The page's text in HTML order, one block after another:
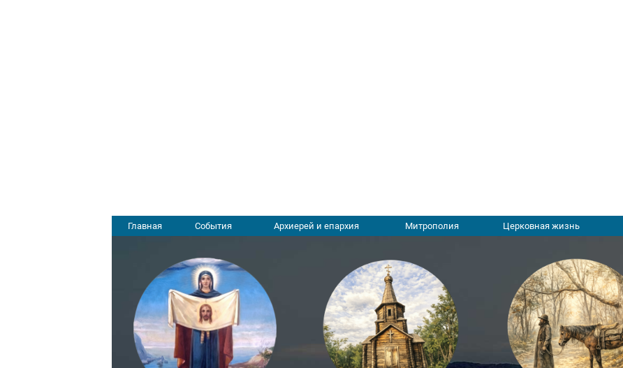
Главная События Архиерей и епархия Митрополия Церковная жизнь